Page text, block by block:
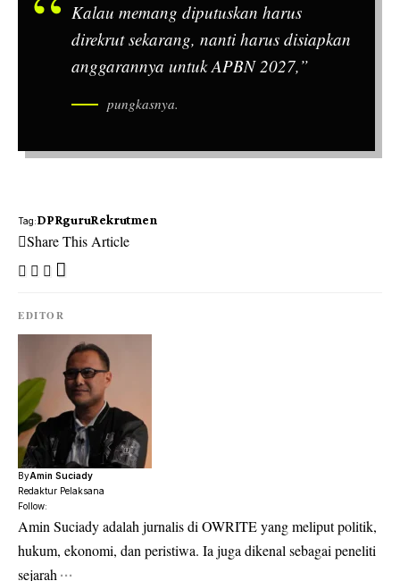
Kalau memang diputuskan harus
direkrut sekarang, nanti harus disiapkan
anggarannya untuk APBN 2027,”
pungkasnya.
Tag:DPRguruRekrutmen
Share This Article
EDITOR
ByAmin Suciady
Redaktur Pelaksana
Follow:
Amin Suciady adalah jurnalis di OWRITE yang meliput politik,
hukum, ekonomi, dan peristiwa. Ia juga dikenal sebagai peneliti
sejarah ···